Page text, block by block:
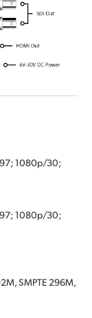
1080p/30;
1080p/30;
SMPTE 296M,